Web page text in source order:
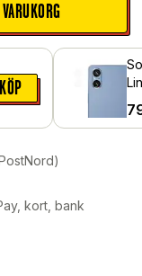
KÖP
kort, bank